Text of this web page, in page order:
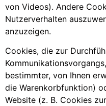
von Videos). Andere
Nutzerverhalten
anzuzeigen.
Cookies, die zur
bestimmter, von Ihnen
die Warenkorbfunktion)
Website (z. B. Cookies